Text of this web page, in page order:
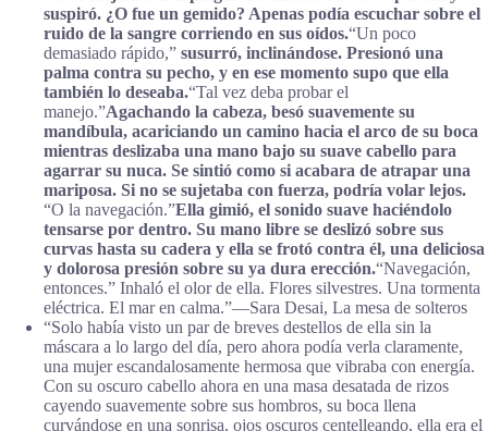
suspiró. ¿O fue un gemido? Apenas podía escuchar sobre el
ruido de la sangre corriendo en sus oídos.“Un poco
demasiado rápido,” susurró, inclinándose. Presionó una
palma contra su pecho, y en ese momento supo que ella
también lo deseaba.“Tal vez deba probar el
manejo.”Agachando la cabeza, besó suavemente su
mandíbula, acariciando un camino hacia el arco de su boca
mientras deslizaba una mano bajo su suave cabello para
agarrar su nuca. Se sintió como si acabara de atrapar una
mariposa. Si no se sujetaba con fuerza, podría volar lejos.
“O la navegación.”Ella gimió, el sonido suave haciéndolo
tensarse por dentro. Su mano libre se deslizó sobre sus
curvas hasta su cadera y ella se frotó contra él, una deliciosa
y dolorosa presión sobre su ya dura erección.“Navegación,
entonces.” Inhaló el olor de ella. Flores silvestres. Una tormenta
eléctrica. El mar en calma.”―Sara Desai, La mesa de solteros
“Solo había visto un par de breves destellos de ella sin la
máscara a lo largo del día, pero ahora podía verla claramente,
una mujer escandalosamente hermosa que vibraba con energía.
Con su oscuro cabello ahora en una masa desatada de rizos
cayendo suavemente sobre sus hombros, su boca llena
curvándose en una sonrisa, ojos oscuros centelleando, ella era el